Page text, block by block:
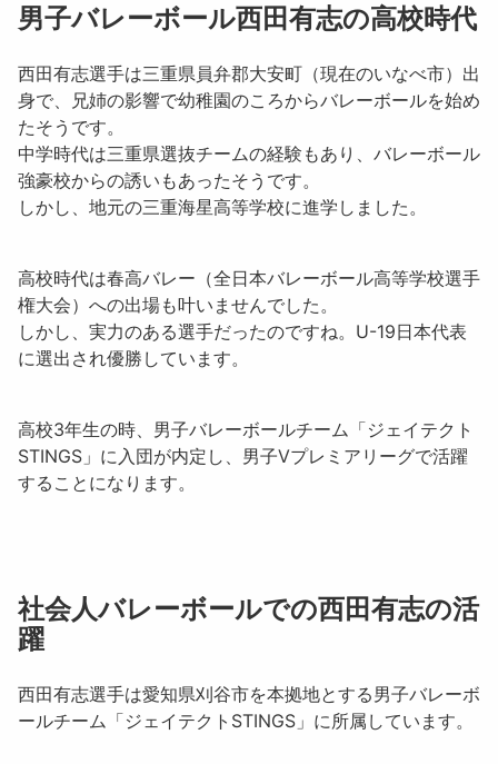
男子バレーボール西田有志の高校時代
西田有志選手は三重県員弁郡大安町（現在のいなべ市）出
身で、兄姉の影響で幼稚園のころからバレーボールを始め
たそうです。
中学時代は三重県選抜チームの経験もあり、バレーボール
強豪校からの誘いもあったそうです。
しかし、地元の三重海星高等学校に進学しました。
高校時代は春高バレー （全日本バレーボール高等学校選手
権大会）への出場も叶いませんでした。
しかし、実力のある選手だったのですね。 U-19日本代表
に選出され優勝しています。
高校3年生の時、男子バレーボールチーム 「ジェイテクト
STINGS」 に入団が内定し、 男子Vプレミアリーグで活躍
することになります。
社会人バレーボールでの西田有志の活
躍
西田有志選手は愛知県刈谷市を本拠地とする男子バレーボ
ールチーム「ジェイテクトSTINGS 」に所属しています。